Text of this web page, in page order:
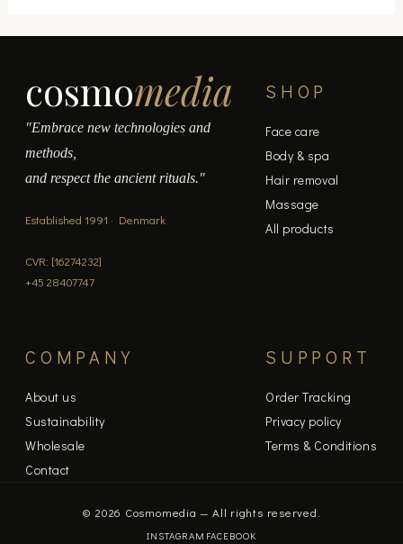
cosmomedia
"Embrace new technologies and
methods,
and respect the ancient rituals."
Established 1991 · Denmark
CVR: [16274232]
+45 28407747
SHOP
Face care
Body & spa
Hair removal
Massage
All products
COMPANY
About us
Sustainability
Wholesale
Contact
SUPPORT
Order Tracking
Privacy policy
Terms & Conditions
© 2026 Cosmomedia — All rights reserved.
INSTAGRAM FACEBOOK